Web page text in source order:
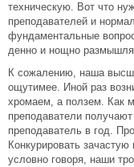
техническую. Вот что
преподавателей и
фундаментальные
денно и нощно
К сожалению, наша
ощутимее. Иной раз
хромаем, а ползем. Как
преподаватели
преподаватель в год.
Конкурировать
условно говоря, наши